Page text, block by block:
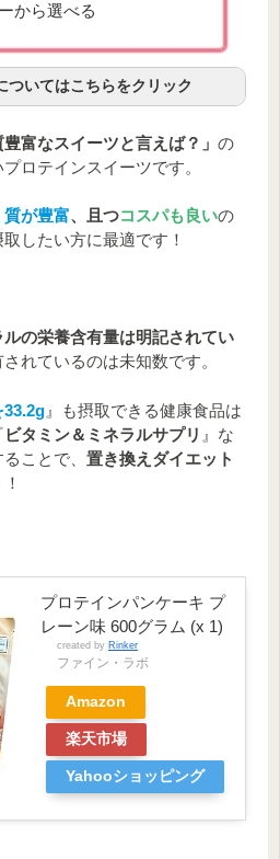
から選べる
ついてはこちらをクリック
豊富なスイーツと言えば？」 の
ロテインスイーツです。
質が豊富、且つコスパも良いの
したい方に最適です！
の栄養含有量は明記されてい
れているのは未知数です。
33.2g 』も摂取できる健康食品は
ビタミン＆ミネラルサプリ 』な
ことで、 置き換えダイエット
プロテインパンケーキ プ
レーン味 600グラム (x 1)
created by Rinker
ファイン・ラボ
Amazon
楽天市場
Yahooショッピング